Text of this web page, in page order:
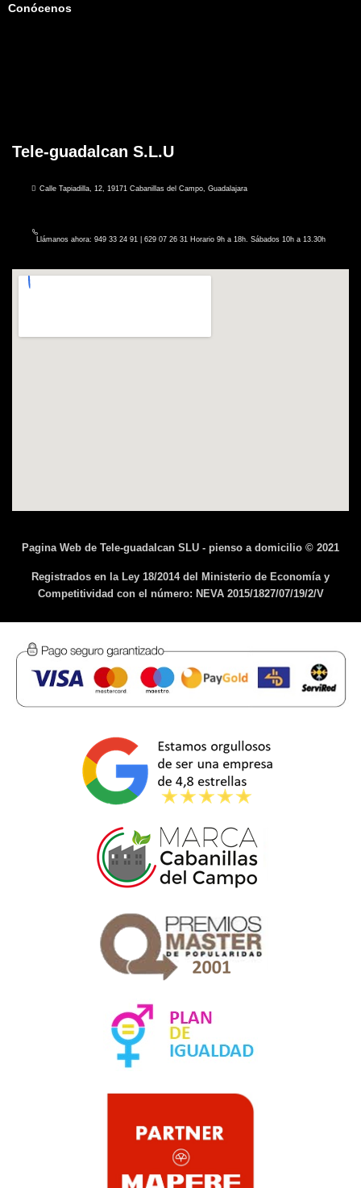
Conócenos
Tele-guadalcan S.L.U
Calle Tapiadilla, 12, 19171 Cabanillas del Campo, Guadalajara
Llámanos ahora: 949 33 24 91 | 629 07 26 31 Horario 9h a 18h. Sábados 10h a 13.30h
Pagina Web de Tele-guadalcan SLU - pienso a domicilio © 2021
Registrados en la Ley 18/2014 del Ministerio de Economía y
Competitividad con el número: NEVA 2015/1827/07/19/2/V